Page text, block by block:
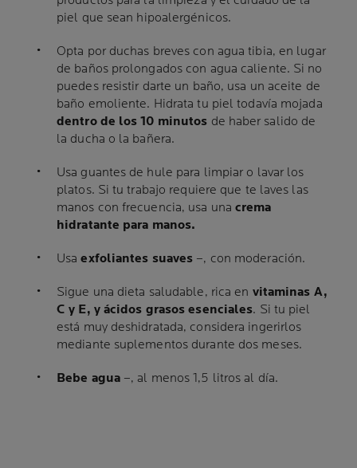
piel que sean hipoalergénicos.
Opta por duchas breves con agua tibia, en lugar
de baños prolongados con agua caliente. Si no
puedes resistir darte un baño, usa un aceite de
baño emoliente. Hidrata tu piel todavía mojada
dentro de los 10 minutos de haber salido de
la ducha o la bañera.
Usa guantes de hule para limpiar o lavar los
platos. Si tu trabajo requiere que te laves las
manos con frecuencia, usa unacrema
hidratante para manos.
Usaexfoliantes suaves –, con moderación.
Sigue una dieta saludable, rica en vitaminas A,
C y E, y ácidos grasos esenciales. Si tu piel
está muy deshidratada, considera ingerirlos
mediante suplementos durante dos meses.
Bebe agua –, al menos 1,5 litros al día.